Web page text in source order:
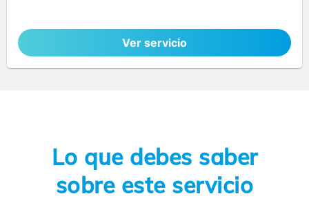
Ver servicio
Lo que debes saber
sobre este servicio